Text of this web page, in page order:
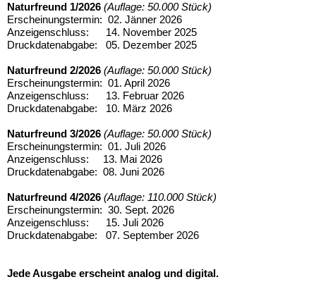
Naturfreund 1/2026 (Auflage: 50.000 Stück)
Erscheinungstermin: 02. Jänner 2026
Anzeigenschluss: 14. November 2025
Druckdatenabgabe: 05. Dezember 2025
Naturfreund 2/2026 (Auflage: 50.000 Stück)
Erscheinungstermin: 01. April 2026
Anzeigenschluss: 13. Februar 2026
Druckdatenabgabe: 10. März 2026
Naturfreund 3/2026 (Auflage: 50.000 Stück)
Erscheinungstermin: 01. Juli 2026
Anzeigenschluss: 13. Mai 2026
Druckdatenabgabe: 08. Juni 2026
Naturfreund 4/2026 (Auflage: 110.000 Stück)
Erscheinungstermin: 30. Sept. 2026
Anzeigenschluss: 15. Juli 2026
Druckdatenabgabe: 07. September 2026
Jede Ausgabe erscheint analog und digital.